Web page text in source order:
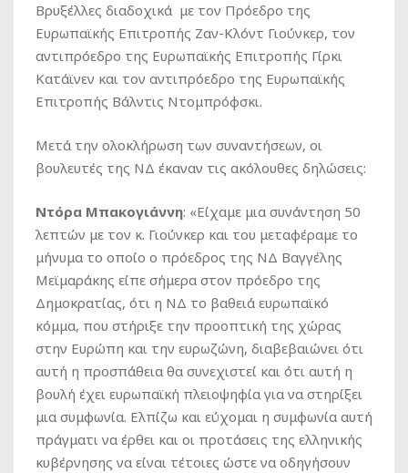
Βρυξέλλες διαδοχικά με τον Πρόεδρο της
Ευρωπαϊκής Επιτροπής Ζαν-Κλόντ Γιούνκερ, τον
αντιπρόεδρο της Ευρωπαϊκής Επιτροπής Γίρκι
Κατάϊνεν και τον αντιπρόεδρο της Ευρωπαϊκής
Επιτροπής Βάλντις Ντομπρόφσκι.
Μετά την ολοκλήρωση των συναντήσεων, οι
βουλευτές της ΝΔ έκαναν τις ακόλουθες δηλώσεις:
Ντόρα Μπακογιάννη: «Είχαμε μια συνάντηση 50
λεπτών με τον κ. Γιούνκερ και του μεταφέραμε το
μήνυμα το οποίο ο πρόεδρος της ΝΔ Βαγγέλης
Μεϊμαράκης είπε σήμερα στον πρόεδρο της
Δημοκρατίας, ότι η ΝΔ το βαθειά ευρωπαϊκό
κόμμα, που στήριξε την προοπτική της χώρας
στην Ευρώπη και την ευρωζώνη, διαβεβαιώνει ότι
αυτή η προσπάθεια θα συνεχιστεί και ότι αυτή η
βουλή έχει ευρωπαϊκή πλειοψηφία για να στηρίξει
μια συμφωνία. Ελπίζω και εύχομαι η συμφωνία αυτή
πράγματι να έρθει και οι προτάσεις της ελληνικής
κυβέρνησης να είναι τέτοιες ώστε να οδηγήσουν